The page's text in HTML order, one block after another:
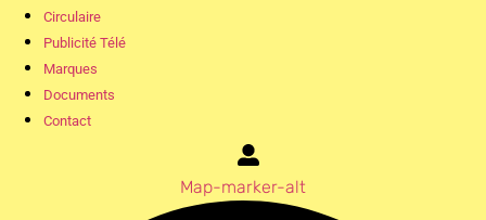
Circulaire
Publicité Télé
Marques
Documents
Contact
Map-marker-alt